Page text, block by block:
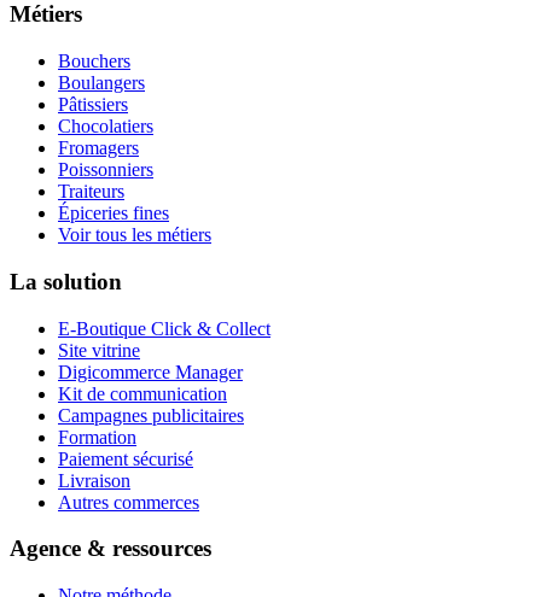
Métiers
Bouchers
Boulangers
Pâtissiers
Chocolatiers
Fromagers
Poissonniers
Traiteurs
Épiceries fines
Voir tous les métiers
La solution
E-Boutique Click & Collect
Site vitrine
Digicommerce Manager
Kit de communication
Campagnes publicitaires
Formation
Paiement sécurisé
Livraison
Autres commerces
Agence & ressources